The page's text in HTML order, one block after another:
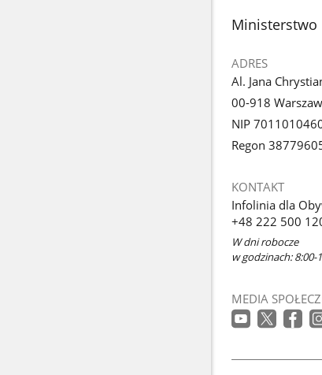
stopka
Ministerstwo
ADRES
Al. Jana
00-918
NIP
Regon
KONTAKT
Infolinia dla
+48 222 500
W dni robocze
w godzinach: 8:00-
MEDIA